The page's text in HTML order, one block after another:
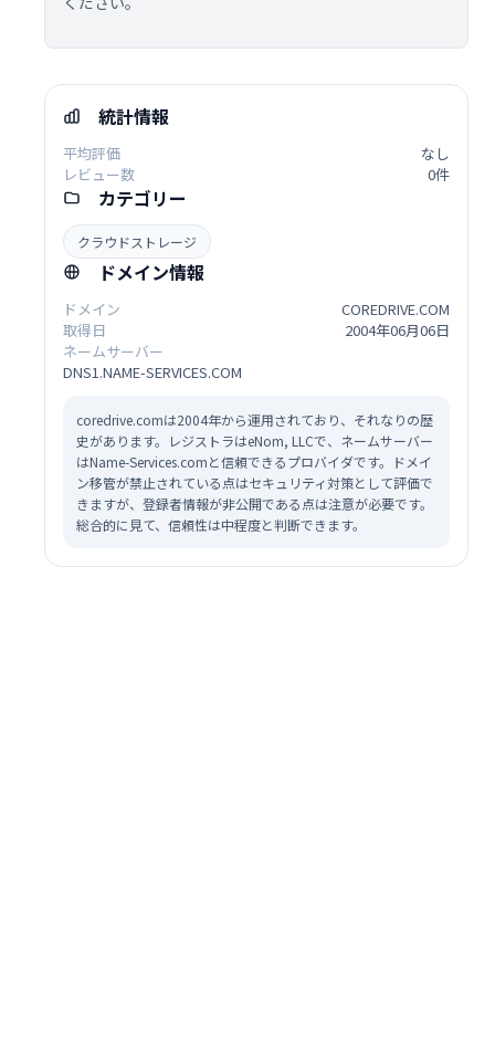
統計情報
平均評価
なし
レビュー数
0件
カテゴリー
クラウドストレージ
ドメイン情報
ドメイン
COREDRIVE.COM
取得日
2004年06月06日
ネームサーバー
DNS1.NAME-SERVICES.COM
coredrive.comは2004年から運用されており、それなりの歴
史があります。レジストラはeNom, LLCで、ネームサーバー
はName-Services.comと信頼できるプロバイダです。ドメイ
ン移管が禁止されている点はセキュリティ対策として評価で
きますが、登録者情報が非公開である点は注意が必要です。
総合的に見て、信頼性は中程度と判断できます。